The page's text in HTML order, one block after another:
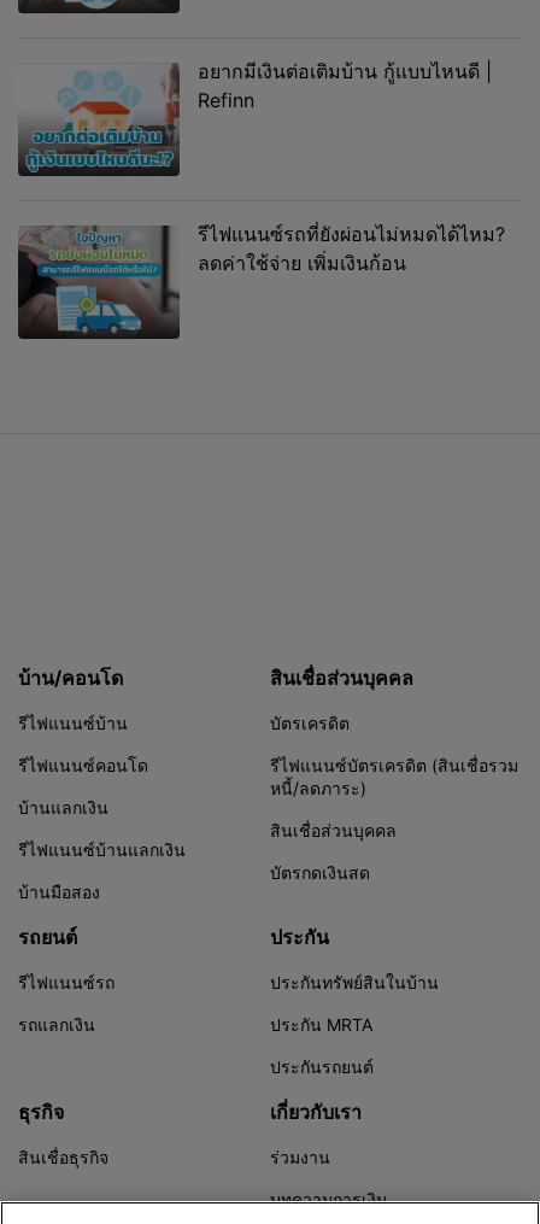
อยากมีเงินต่อเติมบ้าน กู้แบบไหนดี |
Refinn
รีไฟแนนซ์รถที่ยังผ่อนไม่หมดได้ไหม?
ลดค่าใช้จ่าย เพิ่มเงินก้อน
บ้าน/คอนโด
รีไฟแนนซ์บ้าน
รีไฟแนนซ์คอนโด
บ้านแลกเงิน
รีไฟแนนซ์บ้านแลกเงิน
บ้านมือสอง
สินเชื่อส่วนบุคคล
บัตรเครดิต
รีไฟแนนซ์บัตรเครดิต (สินเชื่อรวม
หนี้/ลดภาระ)
สินเชื่อส่วนบุคคล
บัตรกดเงินสด
รถยนต์
รีไฟแนนซ์รถ
รถแลกเงิน
ประกัน
ประกันทรัพย์สินในบ้าน
ประกัน MRTA
ประกันรถยนต์
ธุรกิจ
สินเชื่อธุรกิจ
เกี่ยวกับเรา
ร่วมงาน
บทความการเงิน